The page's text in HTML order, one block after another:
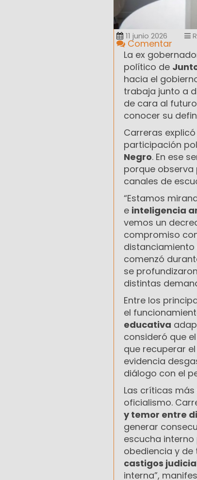
11 junio 2026
Comentar
La ex
político de
hacia el
trabaja junto a
de cara al
conocer su
Carreras
participación
Negro. En ese
porque observa
canales de
“Estamos
e inteligencia
vemos un
compromiso
distanciamiento
comenzó
se
distintas
Entre los
el
educativa
consideró que
que recuperar
evidencia
diálogo con el
Las críticas
oficialismo.
y temor entre
generar
escucha
obediencia y
castigos
interna”,